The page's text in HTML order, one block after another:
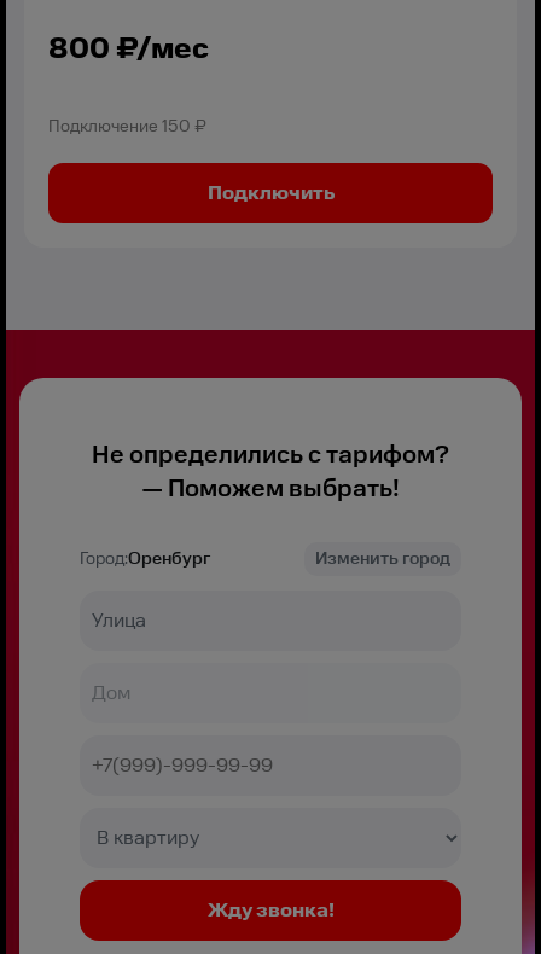
800 ₽/мес
Подключение 150 ₽
Подключить
Не определились с тарифом?
— Поможем выбрать!
Город:Оренбург Изменить город